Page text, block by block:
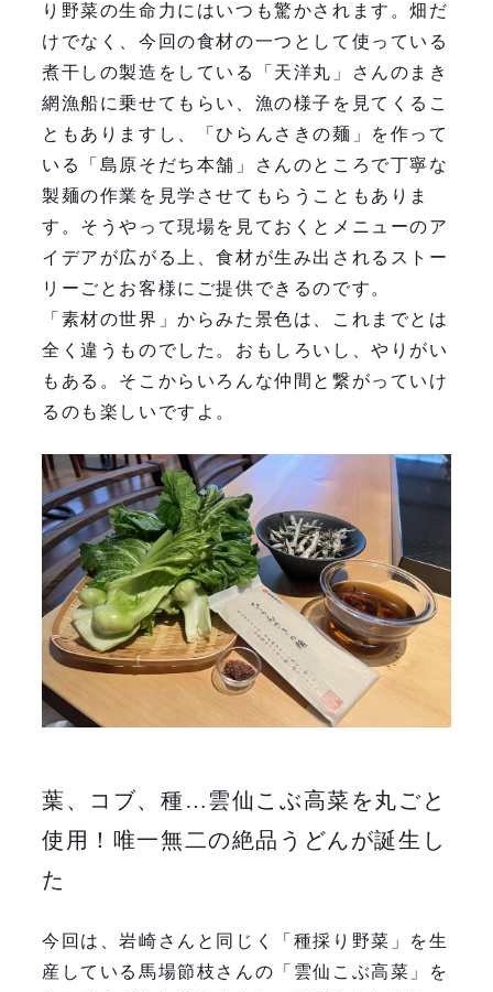
り野菜の生命力にはいつも驚かされます。畑だ
けでなく、今回の食材の一つとして使っている
煮干しの製造をしている「天洋丸」さんのまき
網漁船に乗せてもらい、漁の様子を見てくるこ
ともありますし、「ひらんさきの麺」を作って
いる「島原そだち本舗」さんのところで丁寧な
製麺の作業を見学させてもらうこともありま
す。そうやって現場を見ておくとメニューのア
イデアが広がる上、食材が生み出されるストー
リーごとお客様にご提供できるのです。
「素材の世界」からみた景色は、これまでとは
全く違うものでした。おもしろいし、やりがい
もある。そこからいろんな仲間と繋がっていけ
るのも楽しいですよ。
葉、コブ、種…雲仙こぶ高菜を丸ごと
使用！唯一無二の絶品うどんが誕生し
た
今回は、岩崎さんと同じく「種採り野菜」を生
産している馬場節枝さんの「雲仙こぶ高菜」を